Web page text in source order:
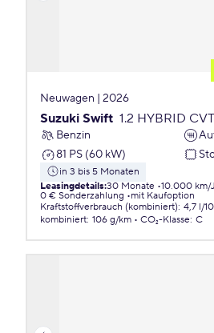
Neuwagen | 2026
Suzuki Swift 1.2 HYBRID
Benzin
81 PS (60 kW)
in 3 bis 5 Monaten
Leasingdetails:30 Monate 10.000 km/
0 € Sonderzahlung
mit Kaufoption
Kraftstoffverbrauch (kombiniert): 4,7 l/
kombiniert: 106 g/km CO₂-Klasse: C